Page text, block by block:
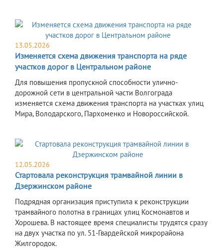
13.05.2026
Изменяется схема движения транспорта на ряде
участков дорог в Центральном районе
Для повышения пропускной способности улично-
дорожной сети в центральной части Волгограда
изменяется схема движения транспорта на участках улиц
Мира, Володарского, Пархоменко и Новороссийской.
12.05.2026
Стартовала реконструкция трамвайной линии в
Дзержинском районе
Подрядная организация приступила к реконструкции
трамвайного полотна в границах улиц Космонавтов и
Хорошева. В настоящее время специалисты трудятся сразу
на двух участка по ул. 51-Гвардейской микрорайона
Жилгородок.